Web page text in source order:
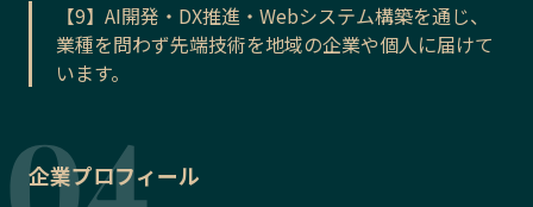
【9】AI開発・DX推進・Webシステム構築を通じ、
業種を問わず先端技術を地域の企業や個人に届けて
います。
企業プロフィール